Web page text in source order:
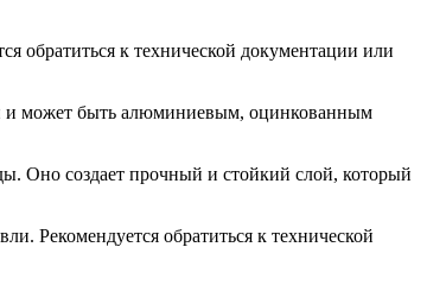
обратиться к технической документации или
и может быть алюминиевым, оцинкованным
Оно создает прочный и стойкий слой, который
Рекомендуется обратиться к технической